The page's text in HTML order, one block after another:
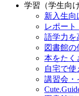
学習（学生向け
新入生向
レポー
語学力を
図書館の
本をたく
自宅で
講習会・